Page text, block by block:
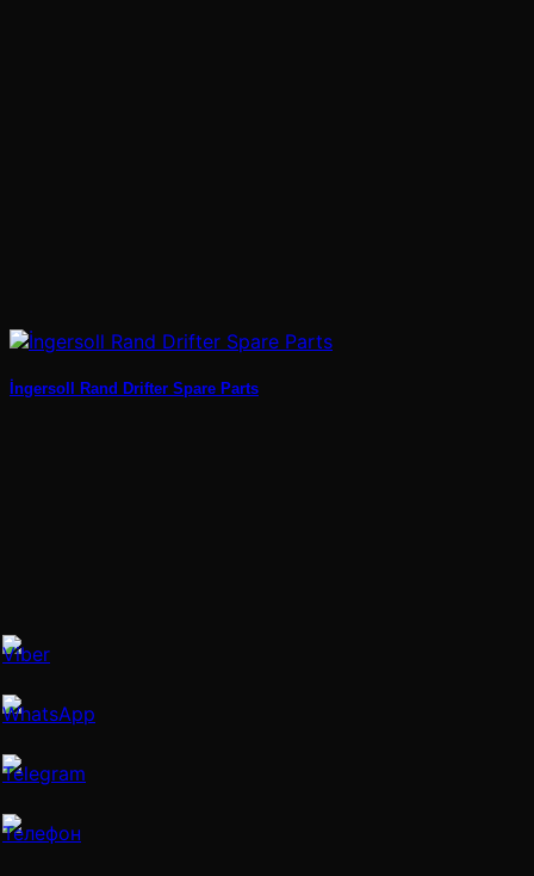
İngersoll Rand Drifter Spare Parts